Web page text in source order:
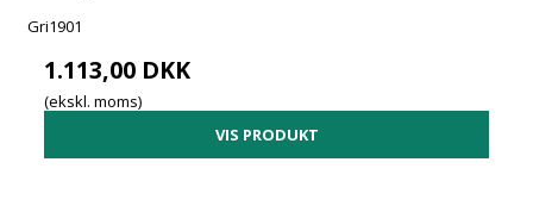
Gri1901
1.113,00 DKK
(ekskl. moms)
VIS PRODUKT